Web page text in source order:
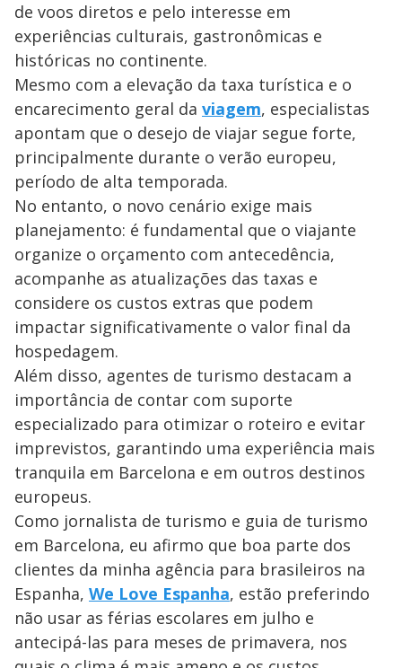
de voos diretos e pelo interesse em
experiências culturais, gastronômicas e
históricas no continente.
Mesmo com a elevação da taxa turística e o
encarecimento geral da viagem, especialistas
apontam que o desejo de viajar segue forte,
principalmente durante o verão europeu,
período de alta temporada.
No entanto, o novo cenário exige mais
planejamento: é fundamental que o viajante
organize o orçamento com antecedência,
acompanhe as atualizações das taxas e
considere os custos extras que podem
impactar significativamente o valor final da
hospedagem.
Além disso, agentes de turismo destacam a
importância de contar com suporte
especializado para otimizar o roteiro e evitar
imprevistos, garantindo uma experiência mais
tranquila em Barcelona e em outros destinos
europeus.
Como jornalista de turismo e guia de turismo
em Barcelona, eu afirmo que boa parte dos
clientes da minha agência para brasileiros na
Espanha, We Love Espanha, estão preferindo
não usar as férias escolares em julho e
antecipá-las para meses de primavera, nos